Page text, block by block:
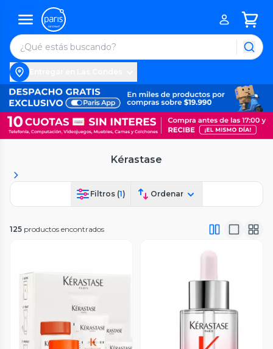
Kérastase
Filtros (1) Ordenar
125 productos encontrados